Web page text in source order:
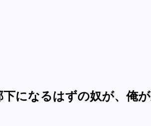
になるはずの奴が、俺